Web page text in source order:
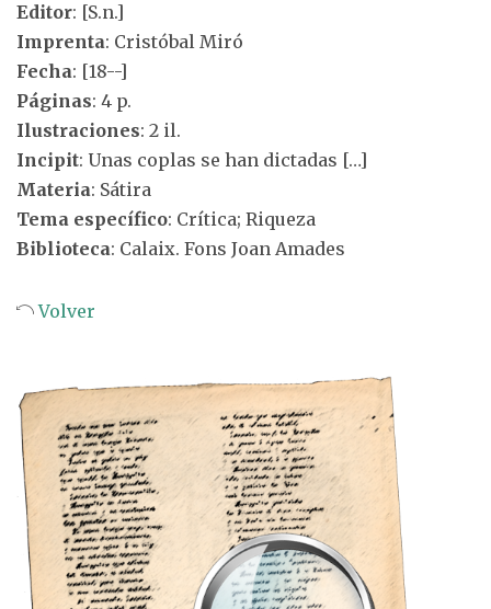
Editor: [S.n.]
Imprenta: Cristóbal Miró
Fecha: [18--]
Páginas: 4 p.
Ilustraciones: 2 il.
Incipit: Unas coplas se han dictadas […]
Materia: Sátira
Tema específico: Crítica; Riqueza
Biblioteca: Calaix. Fons Joan Amades
Volver